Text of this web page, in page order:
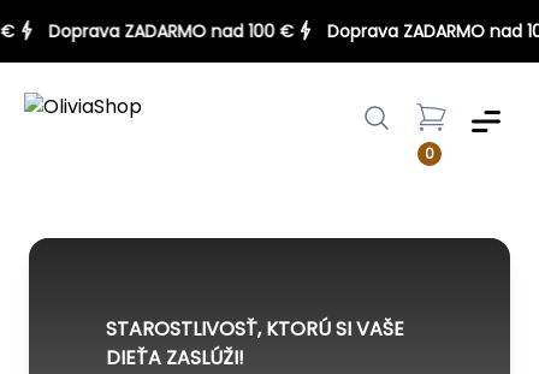
€ Doprava ZADARMO nad 100 € Doprava ZADARMO
0
Menu
STAROSTLIVOSŤ, KTORÚ SI VAŠE
DIEŤA ZASLÚŽI!